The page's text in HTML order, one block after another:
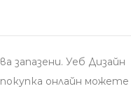
запазени. Уеб Дизайн
покупка онлайн можете